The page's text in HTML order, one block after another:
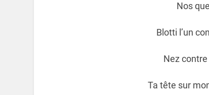
Nos
Blotti l’un
Nez
Ta tête sur